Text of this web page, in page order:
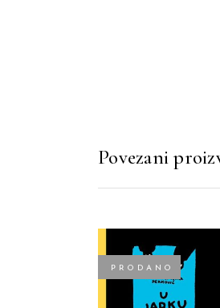
Povezani
PRODANO